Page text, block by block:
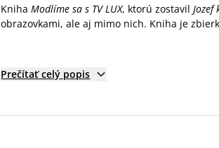
KnihaModlíme sa s TV LUX, ktorú zostavil Jozef
obrazovkami, ale aj mimo nich. Kniha je
Prečítať celý popis